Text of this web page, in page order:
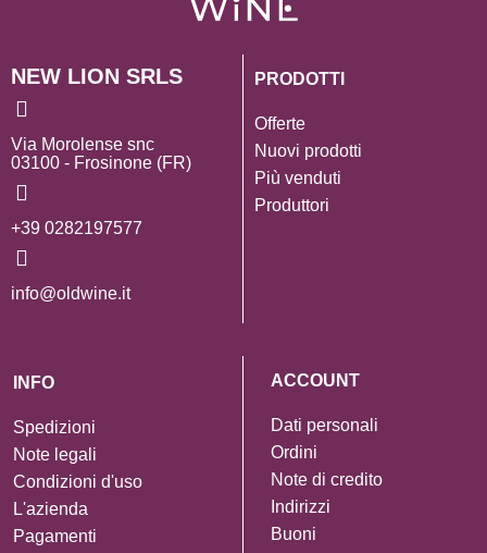
NEW LION SRLS
Via Morolense snc
03100 - Frosinone (FR)
+39 0282197577
info@oldwine.it
PRODOTTI
Offerte
Nuovi prodotti
Più venduti
Produttori
INFO
Spedizioni
Note legali
Condizioni d'uso
L'azienda
Pagamenti
ACCOUNT
Dati personali
Ordini
Note di credito
Indirizzi
Buoni